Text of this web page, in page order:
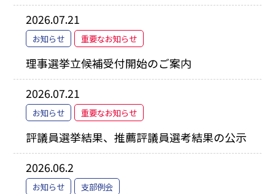
2026.07.21
お知らせ 重要なお知らせ
理事選挙立候補受付開始のご案内
2026.07.21
お知らせ 重要なお知らせ
評議員選挙結果、推薦評議員選考結果の公示
2026.06.2
お知らせ 支部例会